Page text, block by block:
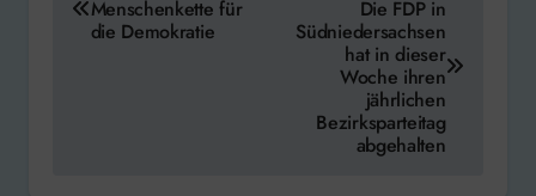
Menschenkette für
die Demokratie
Die FDP in
Südniedersachsen
hat in dieser
Woche ihren
jährlichen
Bezirksparteitag
abgehalten